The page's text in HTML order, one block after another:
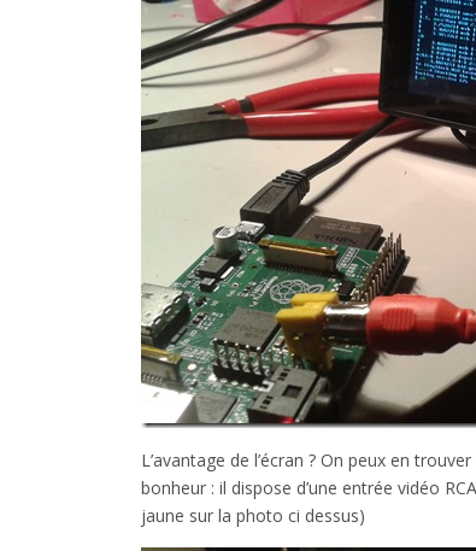
L’avantage de l’écran ? On peux en
bonheur : il dispose d’une entrée vidéo
jaune sur la photo ci dessus)